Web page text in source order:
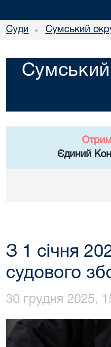
Суди • Сумський
Єдиний
З 1 січня
судового
30 грудня 2025,